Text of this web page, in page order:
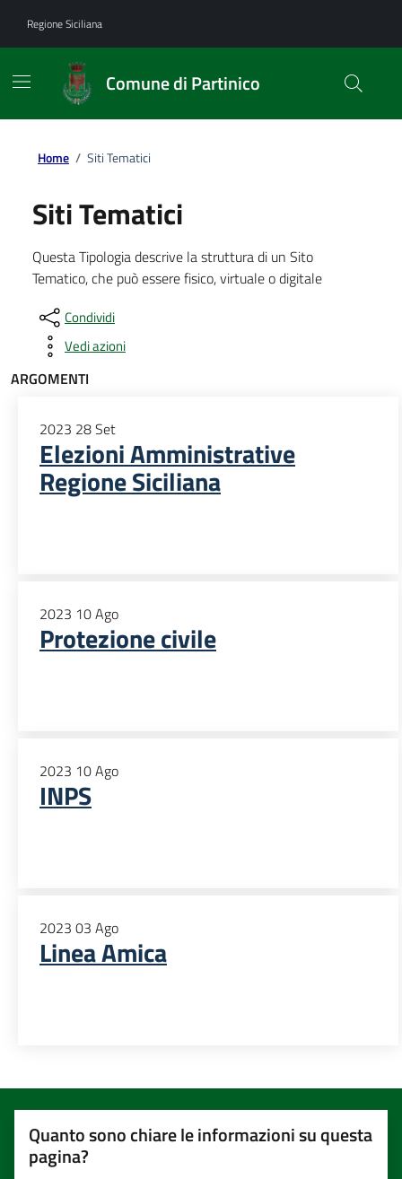
Regione Siciliana
Comune di Partinico
Home / Siti Tematici
Siti Tematici
Questa Tipologia descrive la struttura di un Sito
Tematico, che può essere fisico, virtuale o digitale
Condividi
Vedi azioni
ARGOMENTI
2023 28Set
Elezioni Amministrative
Regione Siciliana
2023 10Ago
Protezione civile
2023 10Ago
INPS
2023 03 Ago
Linea Amica
Quanto sono chiare le informazioni su questa
pagina?